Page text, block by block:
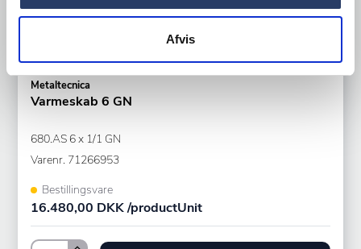
Afvis
Metaltecnica
Varmeskab 6 GN
680.AS 6 x 1/1 GN
Varenr. 71266953
Bestillingsvare
16.480,00 DKK /productUnit